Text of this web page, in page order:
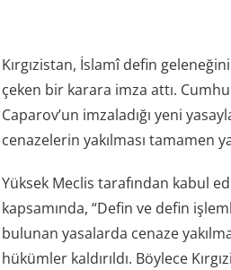
Kırgızistan, İslamî defin
çeken bir karara imza attı.
Caparov’un imzaladığı yeni
cenazelerin yakılması tamamen
Yüksek Meclis tarafından kabul
kapsamında, “Defin ve defin
bulunan yasalarda cenaze
hükümler kaldırıldı. Böylece